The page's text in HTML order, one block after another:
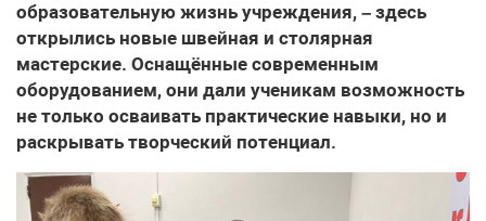
образовательную жизнь учреждения, – здесь
открылись новые швейная и столярная
мастерские. Оснащённые современным
оборудованием, они дали ученикам возможность
не только осваивать практические навыки, но и
раскрывать творческий потенциал.